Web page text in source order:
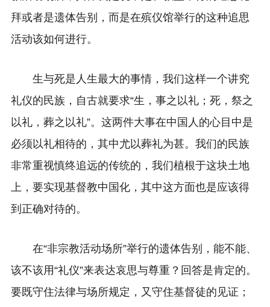
拜或者是遗体告别，而是在殡仪馆举行的这种追思
活动该如何进行。
生与死是人生最大的事情，我们这样一个讲究
礼仪的民族，自古就要求“生，事之以礼；死，祭之
以礼，葬之以礼”。这两件大事在中国人的心目中是
必须以礼相待的，其中尤以葬礼为甚。我们的民族
非常重视慎终追远的传统的，我们植根于这块土地
上，要实现基督教中国化，其中这方面也是应该得
到正确对待的。
在“非宗教活动场所”举行的遗体告别，能不能、
该不该用“礼仪”来表达哀思与尊重？回答是肯定的。
要既守住法律与场所规定，又守住基督徒的见证；